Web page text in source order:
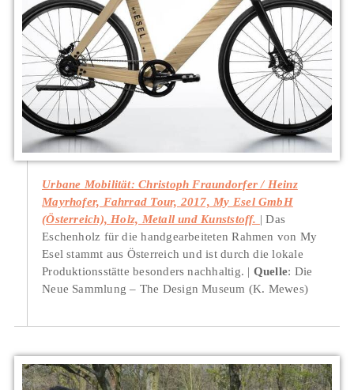
Urbane Mobilität: Christoph Fraundorfer / Heinz
Mayrhofer, Fahrrad Tour, 2017, My Esel GmbH
(Österreich), Holz, Metall und Kunststoff.
Das
Eschenholz für die handgearbeiteten Rahmen von My
Esel stammt aus Österreich und ist durch die lokale
Produktionsstätte besonders nachhaltig.
Quelle: Die
Neue Sammlung – The Design Museum (K. Mewes)